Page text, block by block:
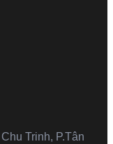
Trinh, P.Tân